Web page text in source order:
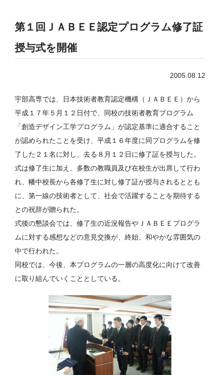
第１回ＪＡＢＥＥ認定プログラム修了証
授与式を開催
2005.08.12
宇部高専では、日本技術者教育認定機構（ＪＡＢＥＥ）から
平成１７年５月１２日付で、同校の技術者教育プログラム
「創造デザイン工学プログラム」が認定基準に適合すること
が認められたことを受け、平成１６年度に同プログラムを修
了した２１名に対し、去る８月１２日に修了証を授与した。
式は修了生に加え、多数の教職員及び在校生が出席して行わ
れ、幡中校長から各修了生に対し修了証が授与されるととも
に、第一線の技術者として、社会で活躍することを期待する
との祝辞が贈られた。
式後の懇談会では、修了生の近況報告やＪＡＢＥＥプログラ
ムに対する感想などの意見交換が、終始、和やかな雰囲気の
中で行われた。
同校では、今後、本プログラムの一層の高度化に向けて改善
に取り組んでいくこととしている。